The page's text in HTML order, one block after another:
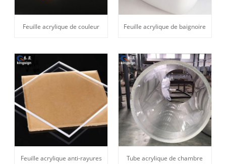
Feuille acrylique de couleur Feuille acrylique de baignoire
Feuille acrylique anti-rayures
Tube acrylique de chambre